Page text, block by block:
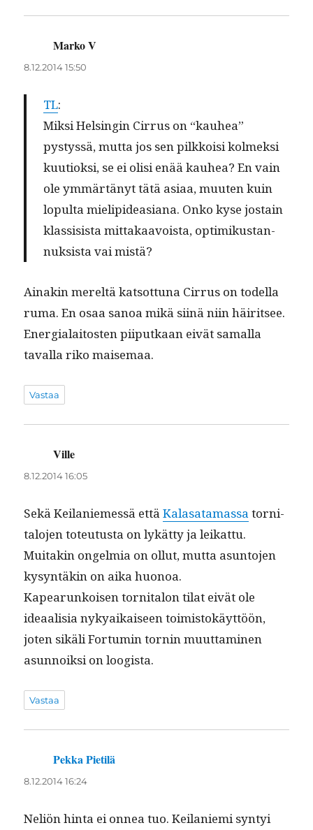
Marko V
8.12.2014 15:50
TL:
Mik­si Helsin­gin Cir­rus on “kauhea”
pystyssä, mut­ta jos sen pilkkoisi kolmek­si
kuu­tiok­si, se ei olisi enää kauhea? En vain
ole ymmärtänyt tätä asi­aa, muuten kuin
lop­ul­ta mielipi­deasiana. Onko kyse jostain
klas­si­sista mit­takaavoista, opti­mikus­tan­
nuk­sista vai mistä?
Ainakin mereltä kat­sot­tuna Cir­rus on todel­la
ruma. En osaa sanoa mikä siinä niin häir­it­see.
Ener­gialaitosten piiputkaan eivät samal­la
taval­la riko maisemaa.
Vastaa
Ville
8.12.2014 16:05
Sekä Keilaniemessä ettäKalasa­ta­mas­sator­ni­
talo­jen toteu­tus­ta on lykät­ty ja leikat­tu.
Muitakin ongelmia on ollut, mut­ta asun­to­jen
kysyn­täkin on aika huonoa.
Kapearunk­oisen tor­ni­talon tilat eivät ole
ideaal­isia nykyaikaiseen toimis­tokäyt­töön,
joten sikäli For­tu­min tornin muut­ta­mi­nen
asun­noik­si on loogista.
Vastaa
Pekka Pietilä
8.12.2014 16:24
Neliön hin­ta ei onnea tuo. Keilanie­mi syn­tyi